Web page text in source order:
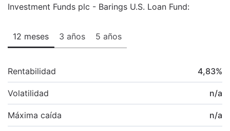
Investment Funds plc - Barings U.S. Loan Fund:
12 meses 3 años 5 años
Rentabilidad 4,83%
Volatilidad n/a
Máxima caída n/a